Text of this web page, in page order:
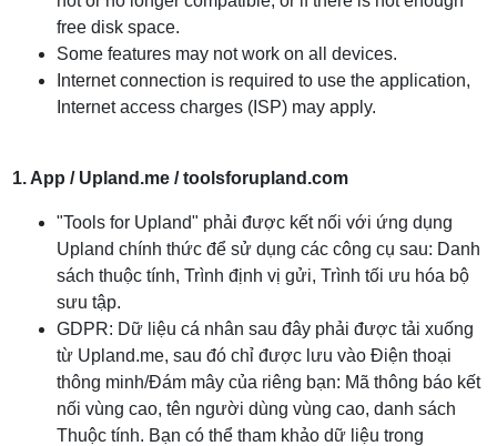
free disk space.
Some features may not work on all devices.
Internet connection is required to use the application,
Internet access charges (ISP) may apply.
1. App / Upland.me / toolsforupland.com
"Tools for Upland" phải được kết nối với ứng dụng
Upland chính thức để sử dụng các công cụ sau: Danh
sách thuộc tính, Trình định vị gửi, Trình tối ưu hóa bộ
sưu tập.
GDPR: Dữ liệu cá nhân sau đây phải được tải xuống
từ Upland.me, sau đó chỉ được lưu vào Điện thoại
thông minh/Đám mây của riêng bạn: Mã thông báo kết
nối vùng cao, tên người dùng vùng cao, danh sách
Thuộc tính. Bạn có thể tham khảo dữ liệu trong